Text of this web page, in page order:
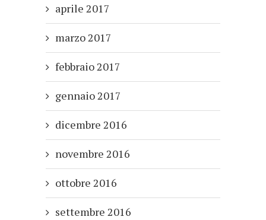
aprile 2017
marzo 2017
febbraio 2017
gennaio 2017
dicembre 2016
novembre 2016
ottobre 2016
settembre 2016